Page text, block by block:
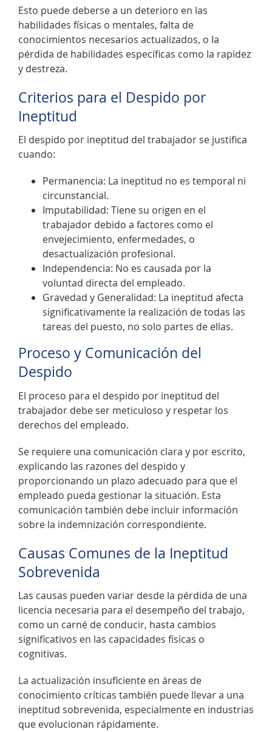
Esto puede deberse a un deterioro en las
habilidades físicas o mentales, falta de
conocimientos necesarios actualizados, o la
pérdida de habilidades específicas como la rapidez
y destreza.
Criterios para el Despido por
Ineptitud
El despido por ineptitud del trabajador se justifica
cuando:
Permanencia: La ineptitud no es temporal ni
circunstancial.
Imputabilidad: Tiene su origen en el
trabajador debido a factores como el
envejecimiento, enfermedades, o
desactualización profesional.
Independencia: No es causada por la
voluntad directa del empleado.
Gravedad y Generalidad: La ineptitud afecta
significativamente la realización de todas las
tareas del puesto, no solo partes de ellas.
Proceso y Comunicación del
Despido
El proceso para el despido por ineptitud del
trabajador debe ser meticuloso y respetar los
derechos del empleado.
Se requiere una comunicación clara y por escrito,
explicando las razones del despido y
proporcionando un plazo adecuado para que el
empleado pueda gestionar la situación. Esta
comunicación también debe incluir información
sobre la indemnización correspondiente.
Causas Comunes de la Ineptitud
Sobrevenida
Las causas pueden variar desde la pérdida de una
licencia necesaria para el desempeño del trabajo,
como un carné de conducir, hasta cambios
significativos en las capacidades físicas o
cognitivas.
La actualización insuficiente en áreas de
conocimiento críticas también puede llevar a una
ineptitud sobrevenida, especialmente en industrias
que evolucionan rápidamente.